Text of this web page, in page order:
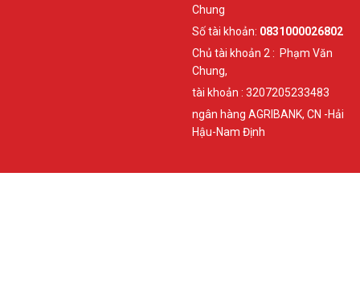
Chung
Số tài khoản: 0831000026802
Chủ tài khoản 2 : Phạm Văn
Chung,
tài khoản : 3207205233483
ngân hàng AGRIBANK, CN -Hải
Hậu-Nam Định